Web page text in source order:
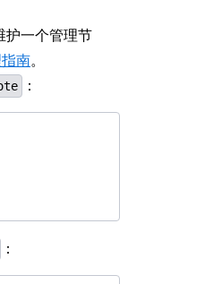
护一个管理节
南。
：
：